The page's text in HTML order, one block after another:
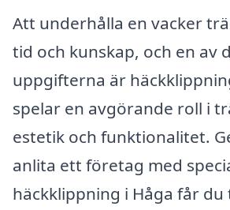
Att underhålla en vacker
tid och kunskap, och en av
uppgifterna är
spelar en avgörande roll i
estetik och funktionalitet.
anlita ett företag med
häckklippning i Håga får